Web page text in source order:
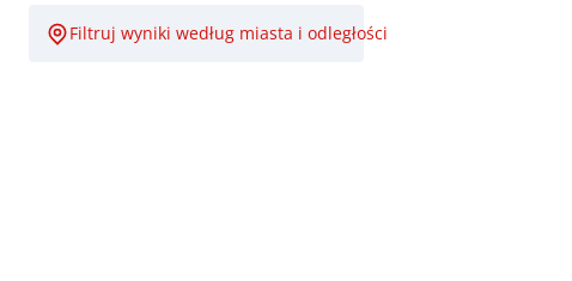
Filtruj wyniki według miasta i odległości